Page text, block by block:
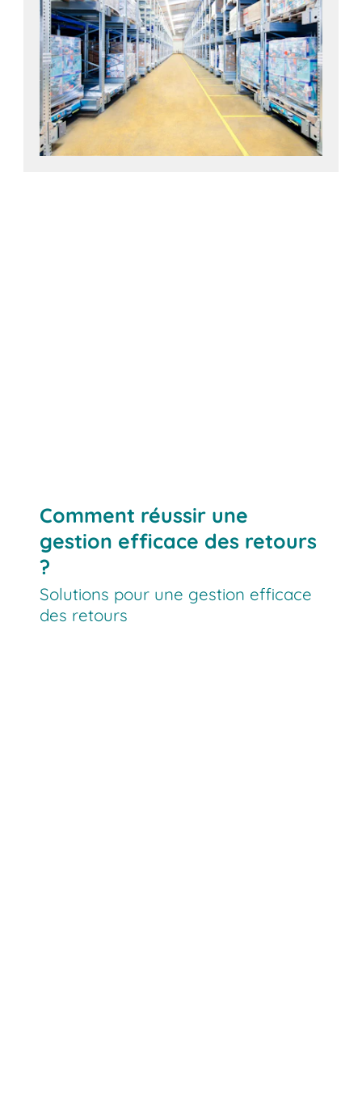
Comment réussir une
gestion efficace des retours
?
Solutions pour une gestion efficace
des retours